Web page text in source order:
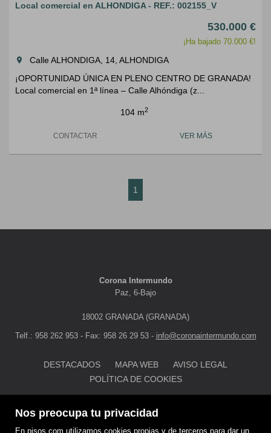
Nos preocupa tu privacidad
En pisos.com utilizamos cookies propias y de terceros para dar un
Local comercial en ALHONDIGA - REF.: 002155_V
530.000 €
¡Ha bajado 70.000 €!
room
Calle ALHONDIGA, 14, ALHONDIGA
¡OPORTUNIDAD ÚNICA EN PLENO CENTRO DE GRANADA!
Local comercial en 1ª línea – Calle Alhóndiga (z...
104 m2
CONTACTAR VER MÁS
1
Corona Intermundo
Paz, 6-Bajo
18002 GRANADA (GRANADA)
Telf.: 958 262 953 - Fax: 958 26 29 53 - info@coronaintermundo.com
DESTACADOS MAPA WEB
AVISO LEGAL
POLÍTICA DE COOKIES